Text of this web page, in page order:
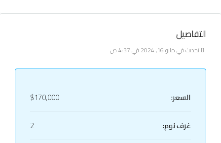
التفاصيل
تحديث في مايو 16, 2024 في 4:37 ص
السعر:
$170,000
غرف نوم:
2